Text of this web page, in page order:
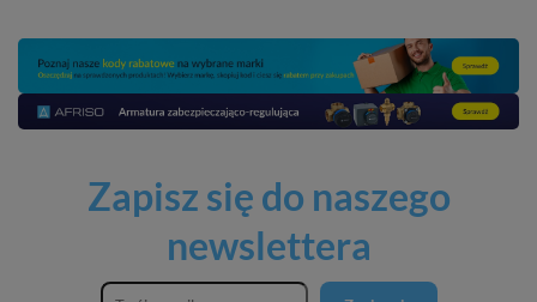
Zapisz się do naszego
newslettera